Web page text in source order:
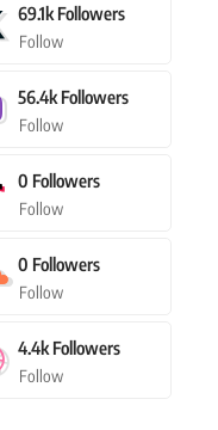
69.1k Followers
Follow
56.4k Followers
Follow
0 Followers
Follow
0 Followers
Follow
4.4k Followers
Follow